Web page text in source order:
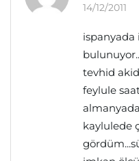
14/12/2011
ispanyada
tevhid
feylule
kaylulede